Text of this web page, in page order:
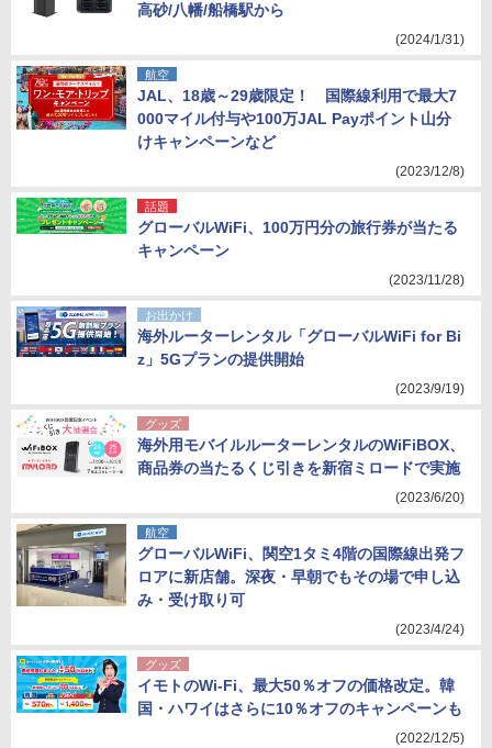
高砂/八幡/船橋駅から
(2024/1/31)
航空
JAL、18歳～29歳限定！ 国際線利用で最大7
000マイル付与や100万JAL Payポイント山分
けキャンペーンなど
(2023/12/8)
話題
グローバルWiFi、100万円分の旅行券が当たる
キャンペーン
(2023/11/28)
お出かけ
海外ルーターレンタル「グローバルWiFi for Bi
z」5Gプランの提供開始
(2023/9/19)
グッズ
海外用モバイルルーターレンタルのWiFiBOX、
商品券の当たるくじ引きを新宿ミロードで実施
(2023/6/20)
航空
グローバルWiFi、関空1タミ4階の国際線出発フ
ロアに新店舗。深夜・早朝でもその場で申し込
み・受け取り可
(2023/4/24)
グッズ
イモトのWi-Fi、最大50％オフの価格改定。韓
国・ハワイはさらに10％オフのキャンペーンも
(2022/12/5)